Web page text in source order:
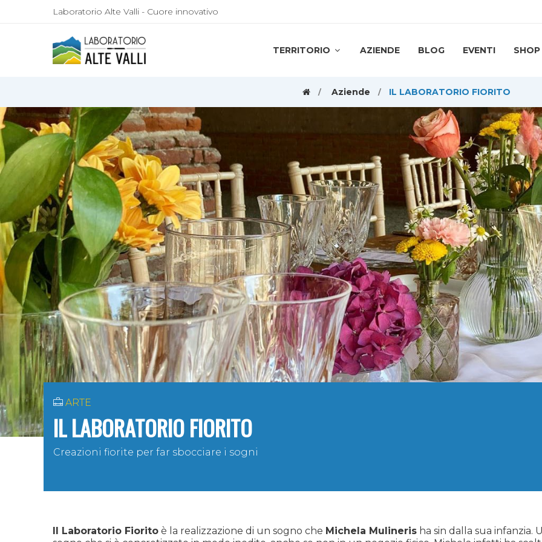
Laboratorio Alte Valli - Cuore innovativo
TERRITORIO AZIENDE BLOG EVENTI SHOP
Aziende IL LABORATORIO FIORITO
ARTE
IL LABORATORIO FIORITO
Creazioni fiorite per far sbocciare i sogni
Il Laboratorio Fiorito è la realizzazione di un sogno che Michela Mulineris ha sin dalla sua infanzia.